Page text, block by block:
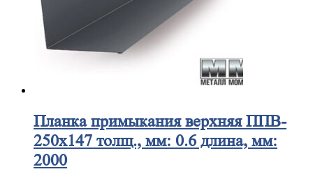
Планкапримыкания верхняя ППВ-
250х147 толщ., мм: 0.6 длина, мм:
2000